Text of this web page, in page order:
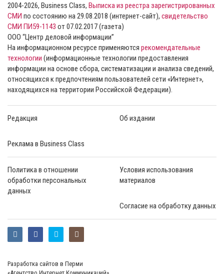
2004-2026, Business Class, Выписка из реестра зарегистрированных
СМИ по состоянию на 29.08.2018 (интернет-сайт), свидетельство
СМИ ПИ59-1143 от 07.02.2017 (газета)
ООО “Центр деловой информации”
На информационном ресурсе применяются рекомендательные
технологии (информационные технологии предоставления
информации на основе сбора, систематизации и анализа сведений,
относящихся к предпочтениям пользователей сети «Интернет»,
находящихся на территории Российской Федерации).
Редакция Об издании
Реклама в Business Class
Политика в отношении
обработки персональных
данных
Условия использования
материалов
Согласие на обработку данных
Разработка сайтов в Перми